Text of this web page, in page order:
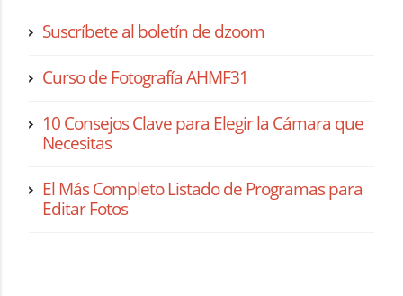
Suscríbete al boletín de dzoom
Curso de Fotografía AHMF31
10 Consejos Clave para Elegir la Cámara que
Necesitas
El Más Completo Listado de Programas para
Editar Fotos